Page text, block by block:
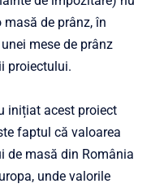
de prânz, în
mese de prânz
proiectului.
inițiat acest proiect
faptul că valoarea
de masă din România
unde valorile